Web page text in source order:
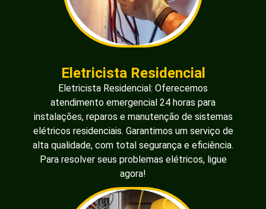
Eletricista Residencial
Eletricista Residencial: Oferecemos
atendimento emergencial 24 horas para
instalações, reparos e manutenção de sistemas
elétricos residenciais. Garantimos um serviço de
alta qualidade, com total segurança e eficiência.
Para resolver seus problemas elétricos, ligue
agora!